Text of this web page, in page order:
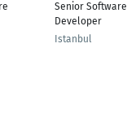
Senior Software
Developer
Istanbul